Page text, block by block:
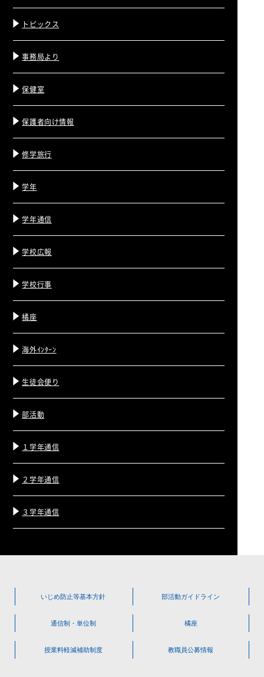
トピックス
事務局より
保健室
保護者向け情報
修学旅行
学年
学年通信
学校広報
学校行事
橘座
海外ｲﾝﾀｰﾝ
生徒会便り
部活動
１学年通信
２学年通信
３学年通信
いじめ防止等基本方針 部活動ガイドライン
通信制・単位制 橘座
授業料軽減補助制度 教職員公募情報